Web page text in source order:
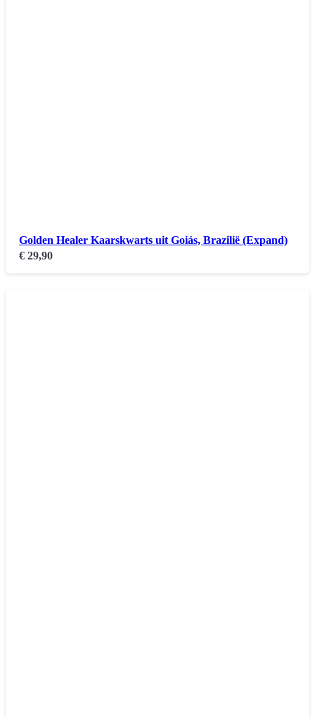
Golden Healer Kaarskwarts uit Goiás, Brazilië (Expand)
€ 29,90